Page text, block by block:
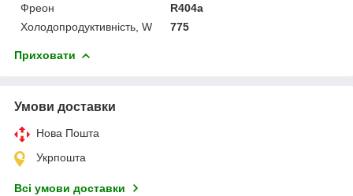
Фреон
R404a
Холодопродуктивність, W
775
Приховати
Умови доставки
Нова Пошта
Укрпошта
Всі умови доставки